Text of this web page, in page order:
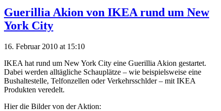
Guerillia Akion von IKEA rund um New
York City
16. Februar 2010 at 15:10
IKEA hat rund um New York City eine Guerillia Akion gestartet.
Dabei werden alltägliche Schauplätze – wie beispielsweise eine
Bushaltestelle, Telfonzellen oder Verkehrsschlder – mit IKEA
Produkten veredelt.
Hier die Bilder von der Aktion: